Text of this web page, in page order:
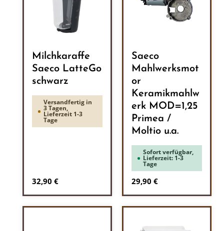
Milchkaraffe
Saeco LatteGo
schwarz
Versandfertig in
3 Tagen,
Lieferzeit 1-3
Tage
Regulärer Preis:
32,90 €
Saeco
Mahlwerksmot
or
Keramikmahlw
erk MOD=1,25
Primea /
Moltio u.a.
Sofort verfügbar,
Lieferzeit: 1-3
Tage
Regulärer Preis:
29,90 €